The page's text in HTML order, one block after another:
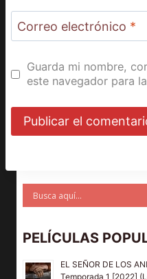
Correo electrónico *
Guarda mi nombre,
este navegador para
PELÍCULAS
EL SEÑOR DE LOS
Temporada 1 [2022]